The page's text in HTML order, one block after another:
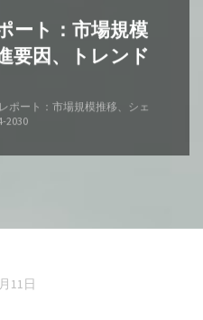
ート：市場規模
要因、トレンド
ポート：市場規模推移、シェ
2030
11日